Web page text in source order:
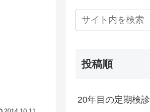
投稿順
20年目の定期検診